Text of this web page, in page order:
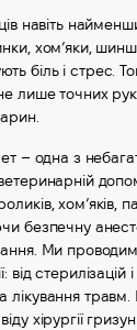
навіть
хом’яки,
біль і стрес.
лише точних
– одна з
безпечну
Ми
від стерилізацій
лікування травм.
хірургії